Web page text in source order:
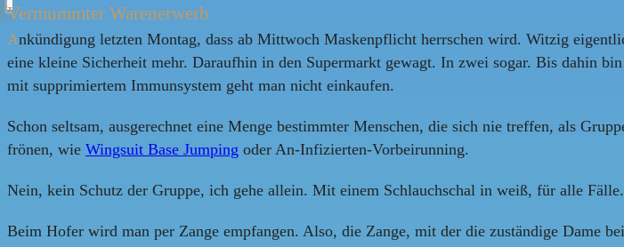
Vermummter Warenerwerb
Ankündigung letzten Montag, dass ab Mittwoch Maskenpflicht herrschen wird. Witzig
eine kleine Sicherheit mehr. Daraufhin in den Supermarkt gewagt. In zwei sogar. Bis dahin
mit supprimiertem Immunsystem geht man nicht einkaufen.
Schon seltsam, ausgerechnet eine Menge bestimmter Menschen, die sich nie treffen, als
frönen, wie Wingsuit Base Jumping oder An-Infizierten-Vorbeirunning.
Nein, kein Schutz der Gruppe, ich gehe allein. Mit einem Schlauchschal in weiß, für alle Fälle.
Beim Hofer wird man per Zange empfangen. Also, die Zange, mit der die zuständige Dame